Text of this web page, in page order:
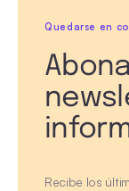
Quedarse en
Recibe los